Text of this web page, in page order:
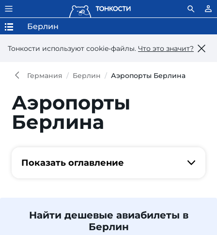
Тонкости используют сookie-файлы. Что это значит?
Берлин
Германия Берлин Аэропорты Берлина
Аэропорты
Берлина
Показать оглавление
Найти дешевые авиабилеты в
Берлин